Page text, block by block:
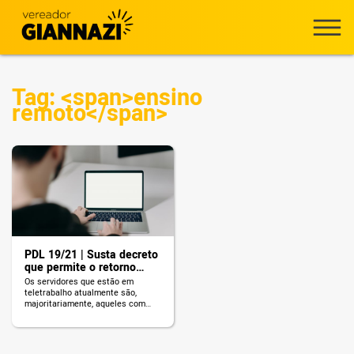
Tag: <span>ensino
remoto</span>
PDL 19/21 | Susta decreto
que permite o retorno
presencial dos servidores
após a Fase Vermelha
Os servidores que estão em
teletrabalho atualmente são,
majoritariamente, aqueles com